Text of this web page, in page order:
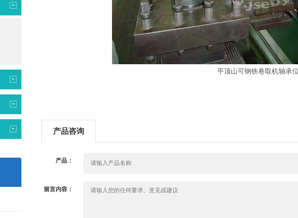
平顶山可钢铁卷取机轴承
产品咨询
产品：
留言内容：